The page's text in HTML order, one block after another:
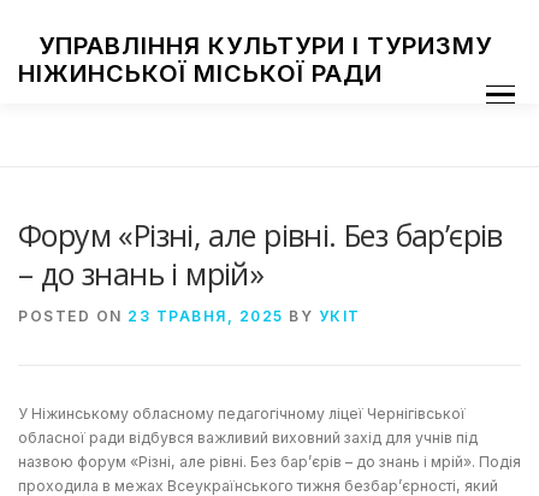
contentУПРАВЛІННЯ КУЛЬТУРИ І ТУРИЗМУ
НІЖИНСЬКОЇ МІСЬКОЇ РАДИ
Menu
Форум «Різні, але рівні. Без бар’єрів
– до знань і мрій»
POSTED ON 23 ТРАВНЯ, 2025 BY УКІТ
У Ніжинському обласному педагогічному ліцеї Чернігівської
обласної ради відбувся важливий виховний захід для учнів під
назвою форум «Різні, але рівні. Без бар’єрів – до знань і мрій». Подія
проходила в межах Всеукраїнського тижня безбар’єрності, який